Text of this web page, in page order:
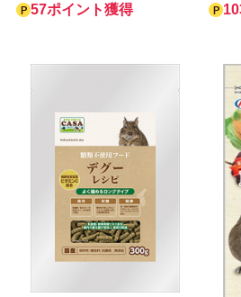
57ポイント獲得